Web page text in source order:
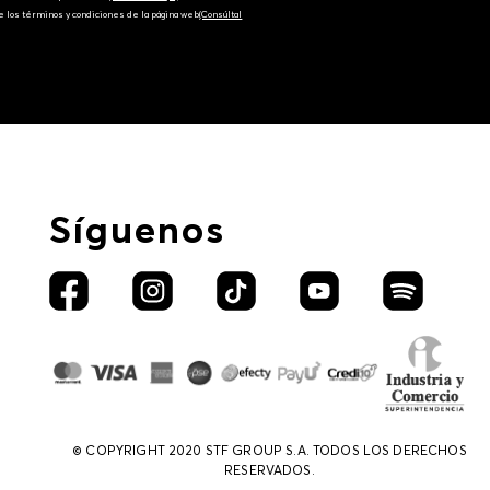
los términos y condiciones de la página web‎(Consúltal
Síguenos
© COPYRIGHT 2020 STF GROUP S.A. TODOS LOS DERECHOS
RESERVADOS.